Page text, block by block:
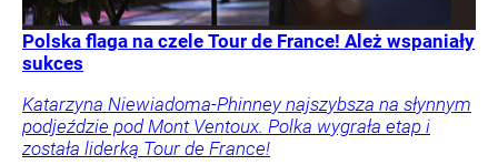
Polska flaga na czele Tour de France! Ależ wspaniały
sukces
Katarzyna Niewiadoma-Phinney najszybsza na słynnym
podjeździe pod Mont Ventoux. Polka wygrała etap i
została liderką Tour de France!